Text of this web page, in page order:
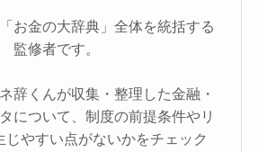
お金の大辞典」全体を統括する
監修者です。
辞くんが収集・整理した金融・
について、制度の前提条件やリ
じやすい点がないかをチェック